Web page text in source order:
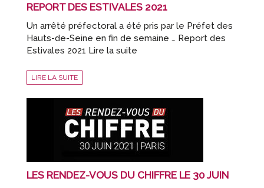
REPORT DES ESTIVALES 2021
Un arrêté préfectoral a été pris par le Préfet des
Hauts-de-Seine en fin de semaine … Report des
Estivales 2021 Lire la suite
LIRE LA SUITE
LES RENDEZ-VOUS DU CHIFFRE LE 30 JUIN